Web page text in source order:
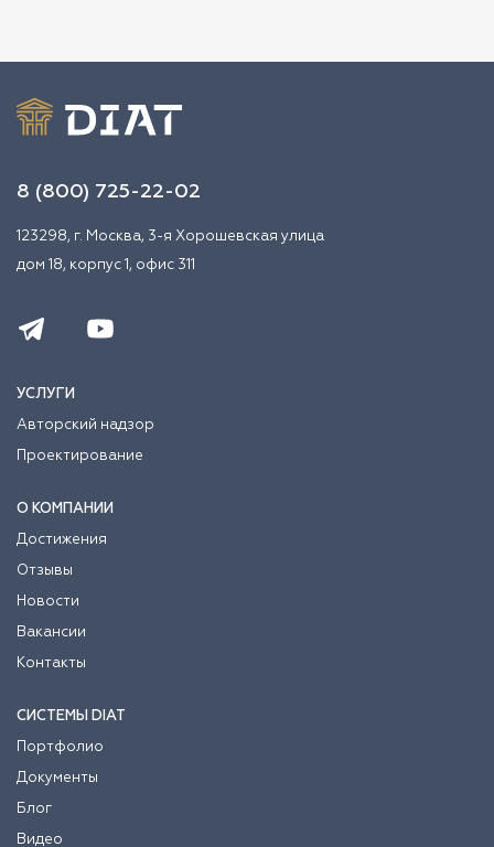
8 (800) 725-22-02
123298, г. Москва, 3-я Хорошевская улица
дом 18, корпус 1, офис 311
УСЛУГИ
Авторский надзор
Проектирование
О КОМПАНИИ
Достижения
Отзывы
Новости
Вакансии
Контакты
СИСТЕМЫ DIAT
Портфолио
Документы
Блог
Видео